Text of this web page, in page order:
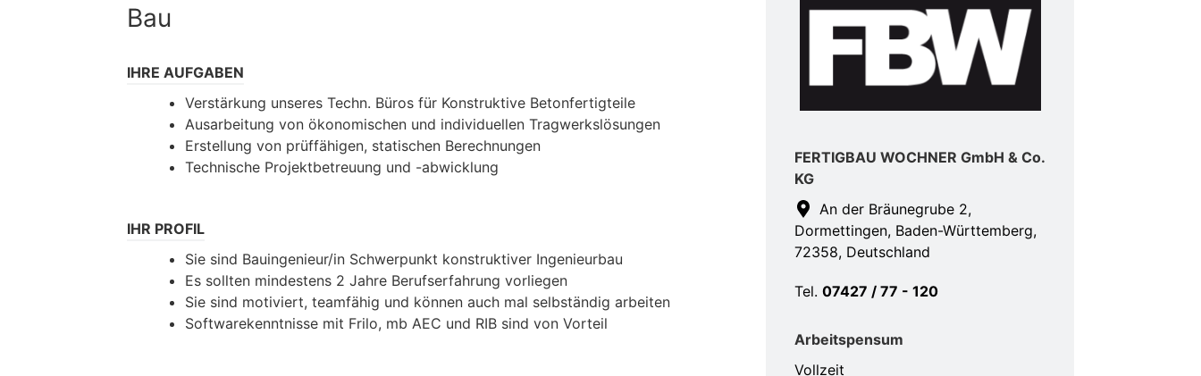
Bau
IHRE AUFGABEN
Verstärkung unseres Techn. Büros für Konstruktive Betonfertigteile
Ausarbeitung von ökonomischen und individuellen Tragwerkslösungen
Erstellung von prüffähigen, statischen Berechnungen
Technische Projektbetreuung und -abwicklung
IHR PROFIL
Sie sind Bauingenieur/in Schwerpunkt konstruktiver Ingenieurbau
Es sollten mindestens 2 Jahre Berufserfahrung vorliegen
Sie sind motiviert, teamfähig und können auch mal selbständig arbeiten
Softwarekenntnisse mit Frilo, mb AEC und RIB sind von Vorteil
FERTIGBAU WOCHNER GmbH & Co.
KG
An der Bräunegrube 2,
Dormettingen, Baden-Württemberg,
72358, Deutschland
Tel. 07427 / 77 - 120
Arbeitspensum
Vollzeit